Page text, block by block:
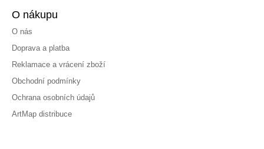
O nákupu
O nás
Doprava a platba
Reklamace a vrácení zboží
Obchodní podmínky
Ochrana osobních údajů
ArtMap distribuce